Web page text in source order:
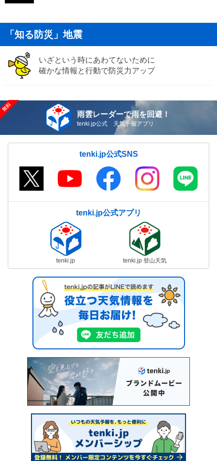
「知る防災」地震
いざという時にあわてないために
確かな情報と行動で防災力アップ
雨雲レーダーで雨を回避！
tenki.jp公式 天気予報アプリ
tenki.jp公式SNS
tenki.jp公式アプリ
tenki.jp tenki.jp 登山天気